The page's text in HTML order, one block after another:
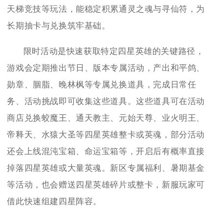
天梯竞技等玩法，能稳定积累通灵之魂与寻仙符，为
长期抽卡与兑换筑牢基础。
限时活动是快速获取特定四星英雄的关键路径，
游戏会定期推出节日、版本专属活动，产出和平鸽、
勋章、胭脂、晚林枫等专属兑换道具，完成日常任
务、活动挑战即可收集这些道具。这些道具可在活动
商店兑换蛟魔王、通天教主、元始天尊、业火明王、
帝释天、水猿大圣等四星英雄整卡或英魂，部分活动
还会上线混沌宝箱、命运宝箱等，开启后有概率直接
掉落四星英雄或大量英魂。新区专属福利、暑期基金
等活动，也会赠送四星英雄碎片或整卡，新服玩家可
借此快速组建四星阵容。